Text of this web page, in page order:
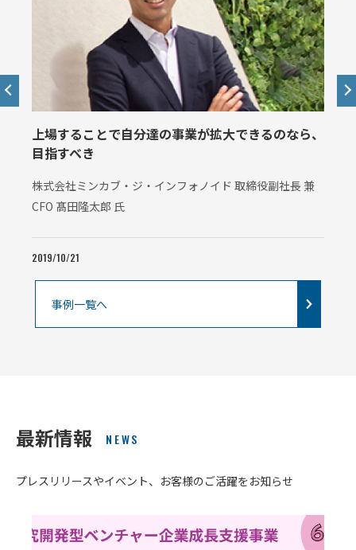
上場することで自分達の事業が拡大できるのなら、
目指すべき
株式会社ミンカブ・ジ・インフォノイド 取締役副社長 兼
CFO 髙田隆太郎 氏
2019/10/21
事例一覧へ
最新情報 NEWS
プレスリリースやイベント、お客様のご活躍をお知らせ